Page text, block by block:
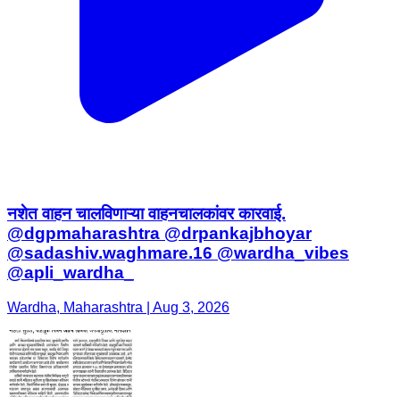
नशेत वाहन चालविणाऱ्या वाहनचालकांवर कारवाई.
@dgpmaharashtra @drpankajbhoyar
@sadashiv.waghmare.16 @wardha_vibes
@apli_wardha_
Wardha, Maharashtra | Aug 3, 2026